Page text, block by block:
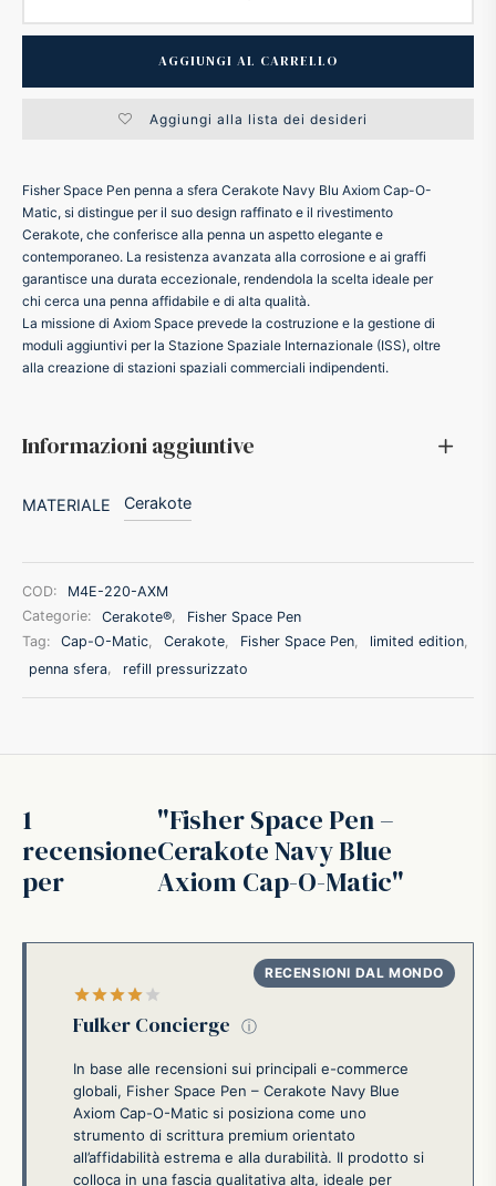
AGGIUNGI AL CARRELLO
Aggiungi alla lista dei desideri
Fisher Space Pen penna a sfera Cerakote Navy Blu Axiom Cap-O-
Matic, si distingue per il suo design raffinato e il rivestimento
Cerakote, che conferisce alla penna un aspetto elegante e
contemporaneo. La resistenza avanzata alla corrosione e ai graffi
garantisce una durata eccezionale, rendendola la scelta ideale per
chi cerca una penna affidabile e di alta qualità.
La missione di Axiom Space prevede la costruzione e la gestione di
moduli aggiuntivi per la Stazione Spaziale Internazionale (ISS), oltre
alla creazione di stazioni spaziali commerciali indipendenti.
Informazioni aggiuntive
MATERIALE Cerakote
COD:
M4E-220-AXM
Categorie:
Cerakote®
Fisher Space Pen
Tag:
Cap-O-Matic, Cerakote, Fisher Space Pen, limited edition,
penna sfera
refill pressurizzato
1
recensione
per
Fisher Space Pen –
Cerakote Navy Blue
Axiom Cap-O-Matic
Fulker Concierge ⓘ
In base alle recensioni sui principali e-commerce
globali, Fisher Space Pen – Cerakote Navy Blue
Axiom Cap-O-Matic si posiziona come uno
strumento di scrittura premium orientato
all’affidabilità estrema e alla durabilità. Il prodotto si
colloca in una fascia qualitativa alta, ideale per
A.G.